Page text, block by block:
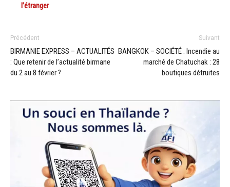
l’étranger
Précédent
BIRMANIE EXPRESS – ACTUALITÉS
: Que retenir de l’actualité birmane
du 2 au 8 février ?
Suivant
BANGKOK – SOCIÉTÉ : Incendie au
marché de Chatuchak : 28
boutiques détruites